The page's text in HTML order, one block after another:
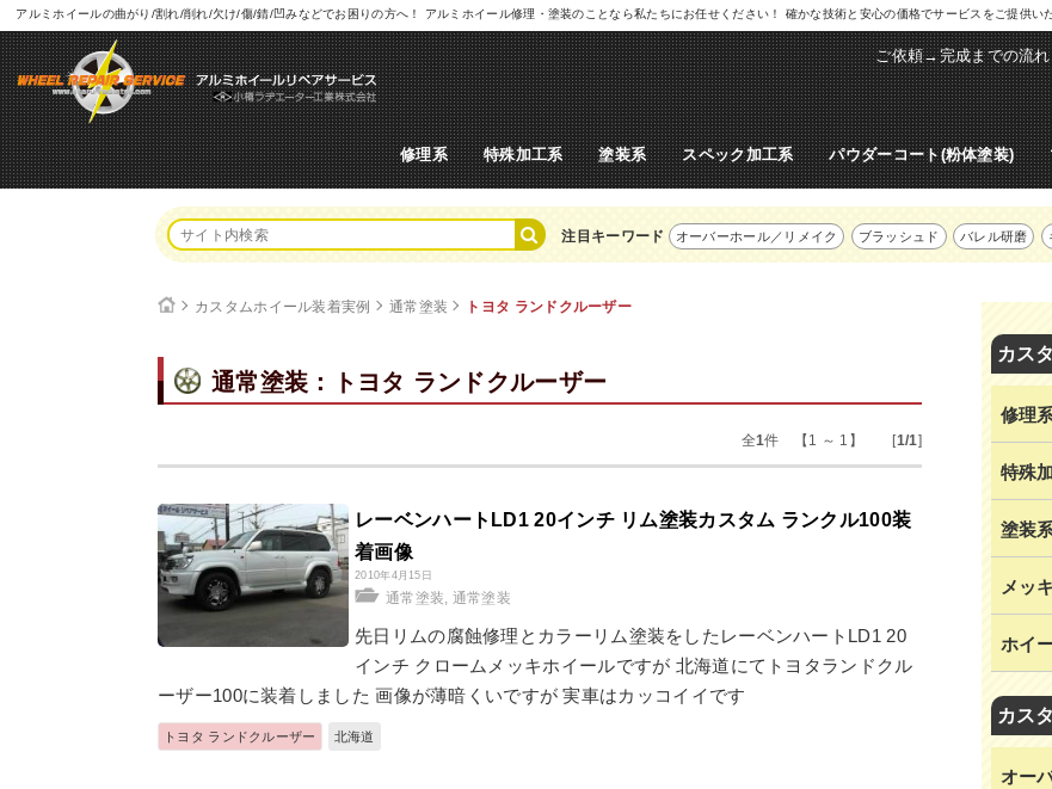
アルミホイールの曲がり/割れ/削れ/欠け/傷/錆/凹みなどでお困りの方へ！ アルミホイール修理・塗装のことなら私たちにお任せください！ 確かな技術と安心の価格でサービスをご提供い
ご依頼→完成までの流れ
修理系 特殊加工系 塗装系 スペック加工系 パウダーコート(粉体塗装)
注目キーワード オーバーホール／リメイク ブラッシュド バレル研磨
カスタムホイール装着実例 通常塗装 トヨタ ランドクルーザー
通常塗装：トヨタ ランドクルーザー
全1件 【1 ～ 1】 [1/1]
レーベンハートLD1 20インチ リム塗装カスタム ランクル100装
着画像
2010年4月15日
通常塗装, 通常塗装
先日リムの腐蝕修理とカラーリム塗装をしたレーベンハートLD1 20
インチ クロームメッキホイールですが 北海道にてトヨタランドクル
ーザー100に装着しました 画像が薄暗くいですが 実車はカッコイイです
トヨタ ランドクルーザー 北海道
カス
修理
特殊
塗装
メッ
ホイ
カス
オー